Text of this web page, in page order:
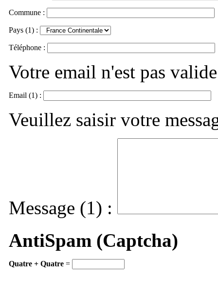
Commune :
Pays (1) :
Téléphone :
Votre email n'est pas valide
Email (1) :
Veuillez saisir votre
Message (1) :
AntiSpam (Captcha)
Quatre + Quatre =